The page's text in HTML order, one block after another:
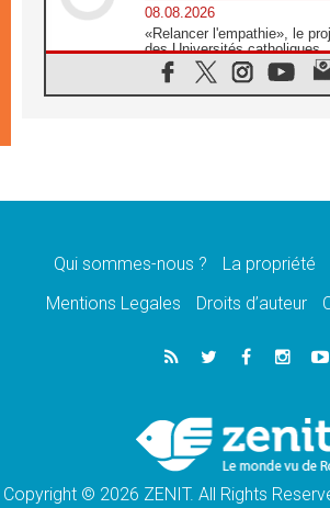
08.08.2026
«Relancer l'empathie», le
des Universités catholiques
08.08.2026
Signis 2026, donner la
07.08.2026
07.08.2026
de l'Assomption et mémoire
«La paix commence par
le cardinal Parolin
En Colombie, «la paix ne
une signature»
Qui sommes-nous ? La propriété
Mentions Legales
Droits d’auteur
Copyright © 2026 ZENIT. All Rights